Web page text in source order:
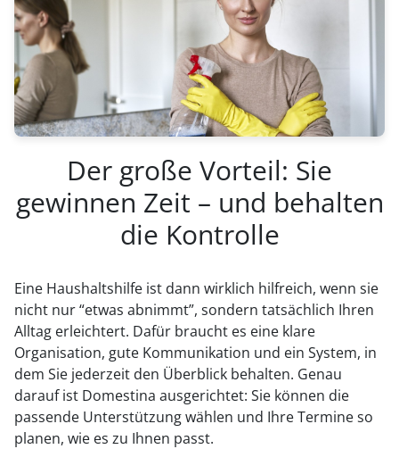
Der große Vorteil: Sie
gewinnen Zeit – und behalten
die Kontrolle
Eine Haushaltshilfe ist dann wirklich hilfreich, wenn sie
nicht nur “etwas abnimmt”, sondern tatsächlich Ihren
Alltag erleichtert. Dafür braucht es eine klare
Organisation, gute Kommunikation und ein System, in
dem Sie jederzeit den Überblick behalten. Genau
darauf ist Domestina ausgerichtet: Sie können die
passende Unterstützung wählen und Ihre Termine so
planen, wie es zu Ihnen passt.